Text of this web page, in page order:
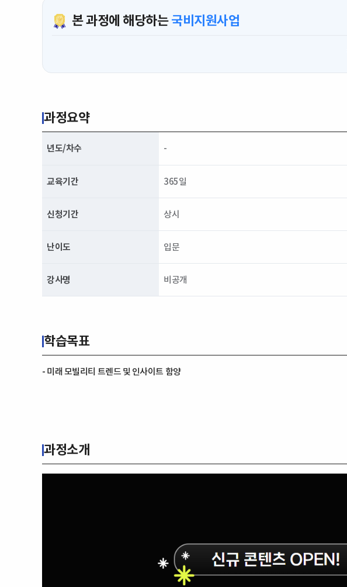
본 과정에 해당하는국비지원사업
과정요약
년도/차수 -
교육기간 365일
신청기간 상시
난이도 입문
강사명 비공개
학습목표
- 미래 모빌리티 트렌드 및 인사이트 함양
과정소개